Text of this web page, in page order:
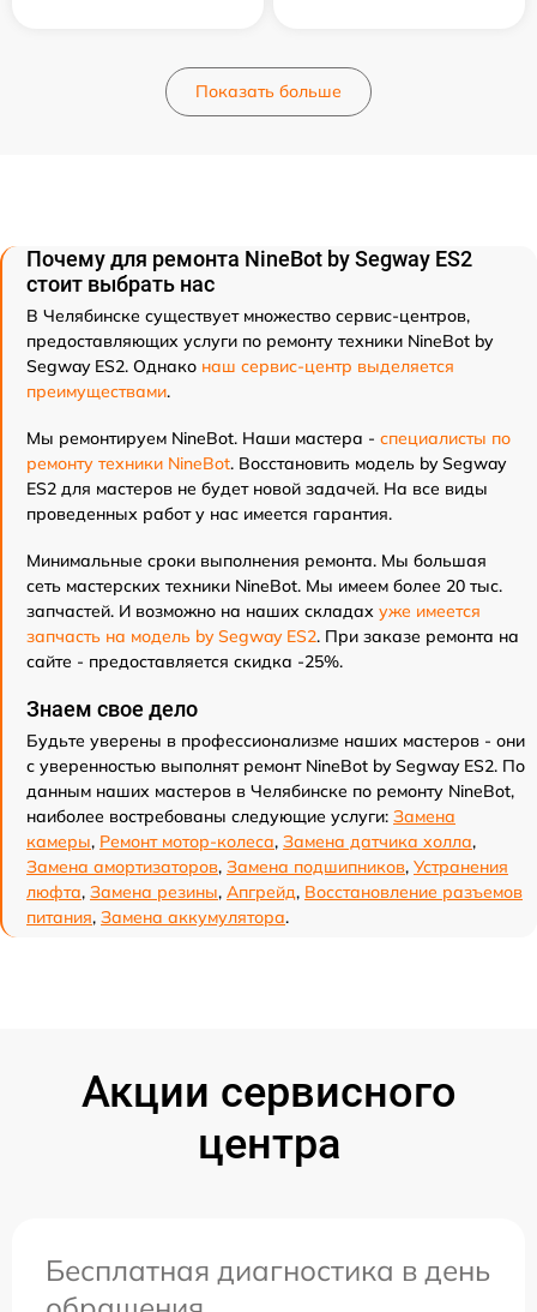
Показать больше
Почему для ремонта NineBot by Segway ES2
стоит выбрать нас
В Челябинске существует множество сервис-центров,
предоставляющих услуги по ремонту техники NineBot by
Segway ES2. Однако наш сервис-центр выделяется
преимуществами.
Мы ремонтируем NineBot. Наши мастера - специалисты по
ремонту техники NineBot. Восстановить модель by Segway
ES2 для мастеров не будет новой задачей. На все виды
проведенных работ у нас имеется гарантия.
Минимальные сроки выполнения ремонта. Мы большая
сеть мастерских техники NineBot. Мы имеем более 20 тыс.
запчастей. И возможно на наших складах уже имеется
запчасть на модель by Segway ES2. При заказе ремонта на
сайте - предоставляется скидка -25%.
Знаем свое дело
Будьте уверены в профессионализме наших мастеров - они
с уверенностью выполнят ремонт NineBot by Segway ES2. По
данным наших мастеров в Челябинске по ремонту NineBot,
наиболее востребованы следующие услуги: Замена
камеры, Ремонт мотор-колеса, Замена датчика холла,
Замена амортизаторов, Замена подшипников, Устранения
люфта, Замена резины, Апгрейд, Восстановление разъемов
питания, Замена аккумулятора.
Акции сервисного
центра
Бесплатная диагностика в день